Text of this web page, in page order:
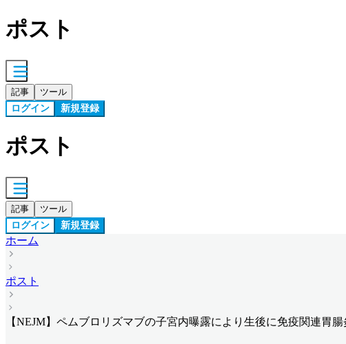
ポスト
記事 ツール
ログイン 新規登録
ポスト
記事 ツール
ログイン 新規登録
ホーム
ポスト
【NEJM】ペムブロリズマブの子宮内曝露により生後に免疫関連胃